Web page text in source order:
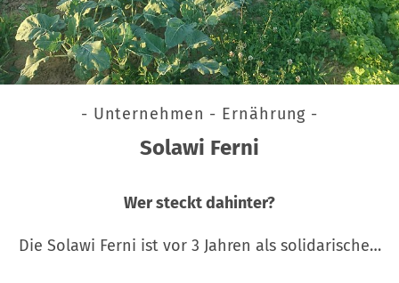
- Unternehmen - Ernährung -
Solawi Ferni
Wer steckt dahinter?
Die Solawi Ferni ist vor 3 Jahren als solidarische…